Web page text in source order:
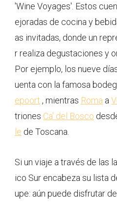
'Wine Voyages'. Estos
ejoradas de cocina y
as invitadas, donde un
r realiza degustaciones y
Por ejemplo, los nueve
uenta con la famosa
epoort , mientras Roma a
triones Ca’ del Bosco
le de Toscana.
Si un viaje a través de las
ico Sur encabeza su lista
upe: aún puede disfrutar